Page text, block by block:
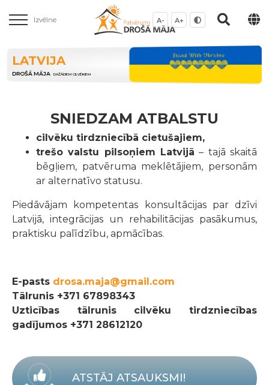
Izvēlne A- A+
LATVIJA
DROŠĀ MĀJA DAŽĀDIEM CILVĒKIEM
SNIEDZAM ATBALSTU
cilvēku tirdzniecībā cietušajiem,
trešo valstu pilsoņiem Latvijā – tajā skaitā
bēgļiem, patvēruma meklētājiem, personām
ar alternatīvo statusu.
Piedāvājam kompetentas konsultācijas par dzīvi
Latvijā, integrācijas un rehabilitācijas pasākumus,
praktisku palīdzību, apmācības.
E-pasts drosa.maja@gmail.com
Tālrunis +371 67898343
Uzticības tālrunis cilvēku tirdzniecības
gadījumos +371 28612120
ATSTĀJ ATSAUKSMI!